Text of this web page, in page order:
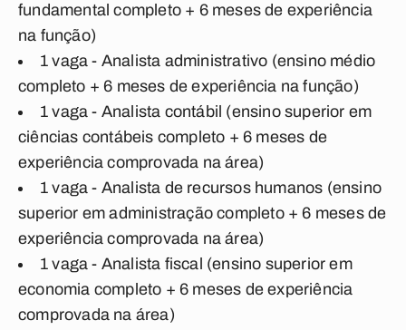
fundamental completo + 6 meses de experiência
na função)
1 vaga - Analista administrativo (ensino médio
completo + 6 meses de experiência na função)
1 vaga - Analista contábil (ensino superior em
ciências contábeis completo + 6 meses de
experiência comprovada na área)
1 vaga - Analista de recursos humanos (ensino
superior em administração completo + 6 meses de
experiência comprovada na área)
1 vaga - Analista fiscal (ensino superior em
economia completo + 6 meses de experiência
comprovada na área)